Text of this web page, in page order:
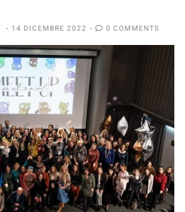
14 DICEMBRE 2022 0 COMMENTS